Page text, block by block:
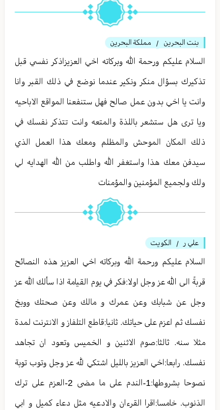
بنت البحرين / مملكة البحرين
السلام عليكم ورحمة الله وبركاته اخي العزيزاذكر نفسي قبل
تذكيرك بسؤال منكر ونكير عندما نوضع في ذلك القبر وانا
وانت يا اخي بدون عمل صالح فهل ستنفعنا المواقع الاباحيه
ويا ترى هل ستشعر باللذة والمتعه وانت تتذكر نفسك في
ذلك المكان الموحش والمظلم ومعك هذا العمل الذي
سيدفن معك هذا واستغفر الله واطلب من الله الهدايه لي
ولك ولجميع المؤمنين والمؤمنات
علي ر / الكويت
السلام عليكم ورحمة الله وبركاته اخي العزيز هذه النصائح
قربةً الى الله عز وجل اولا:فكر في يوم القيامة اذا سألك الله عز
وجل عن شبابك وعن عمرك و مالك وعن صحتك ووبخ
نفسك ثم اعزم على حياتك. ثانيا:قاطع التلفاز و الانترنت لمدة
مثلا سنه. ثالثا:صوم الاثنين و الخميس وتعود ان تجاهد
نفسك. رابعا:اخي العزيز بالليل اشتكي لله عز وجل وتوب توبة
نصوحا بشروطها:1-الندم على ما مضى 2-العزم على ترك
الذنوب. خامسا:اقرا القرءان والادعيه مثل دعاء كميل و ابي